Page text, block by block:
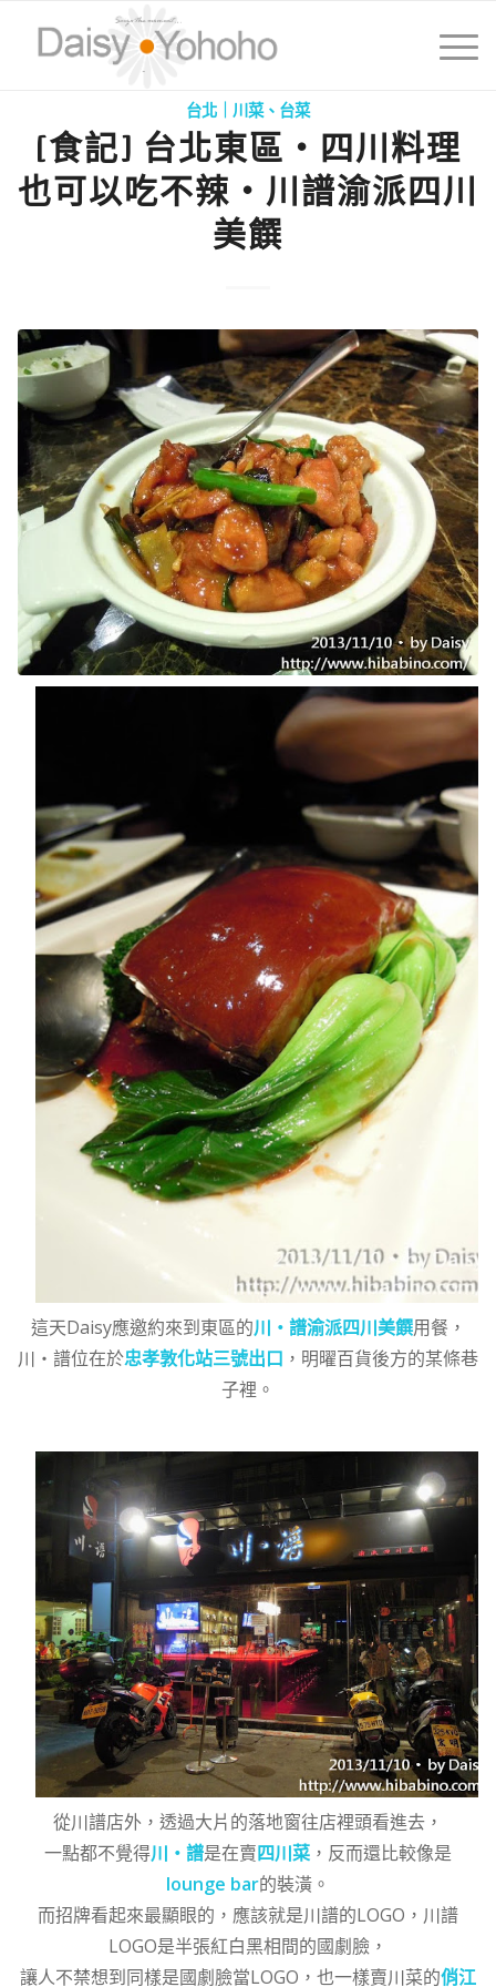
台北｜川菜、台菜
[食記] 台北東區‧四川料理
也可以吃不辣‧川譜渝派四川
美饌
這天Daisy應邀約來到東區的川‧譜渝派四川美饌用餐，
川‧譜位在於忠孝敦化站三號出口 ，明曜百貨後方的某條巷
子裡。
從川譜店外，透過大片的落地窗往店裡頭看進去，
一點都不覺得川‧譜是在賣四川菜 ，反而還比較像是
lounge bar的裝潢。
而招牌看起來最顯眼的，應該就是川譜的LOGO，川譜
LOGO是半張紅白黑相間的國劇臉，
讓人不禁想到同樣是國劇臉當LOGO，也一樣賣川菜的俏江